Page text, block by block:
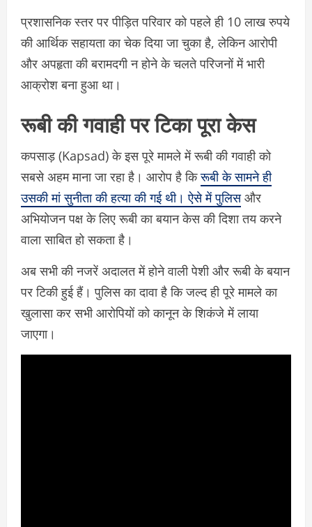
प्रशासनिक स्तर पर पीड़ित परिवार को पहले ही 10 लाख रुपये
की आर्थिक सहायता का चेक दिया जा चुका है, लेकिन आरोपी
और अपहृता की बरामदगी न होने के चलते परिजनों में भारी
आक्रोश बना हुआ था।
रूबी की गवाही पर टिका पूरा केस
कपसाड़ (Kapsad) के इस पूरे मामले में रूबी की गवाही को
सबसे अहम माना जा रहा है। आरोप है किरूबी के सामने ही
उसकी मां सुनीता की हत्या की गई थी। ऐसे में पुलिसऔर
अभियोजन पक्ष के लिए रूबी का बयान केस की दिशा तय करने
वाला साबित हो सकता है।
अब सभी की नजरें अदालत में होने वाली पेशी और रूबी के बयान
पर टिकी हुई हैं। पुलिस का दावा है कि जल्द ही पूरे मामले का
खुलासा कर सभी आरोपियों को कानून के शिकंजे में लाया
जाएगा।